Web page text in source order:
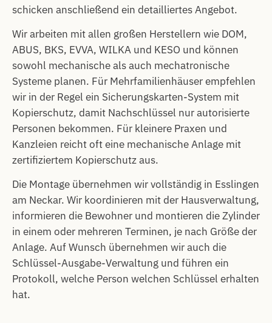
schicken anschließend ein detailliertes Angebot.
Wir arbeiten mit allen großen Herstellern wie DOM,
ABUS, BKS, EVVA, WILKA und KESO und können
sowohl mechanische als auch mechatronische
Systeme planen. Für Mehrfamilienhäuser empfehlen
wir in der Regel ein Sicherungskarten-System mit
Kopierschutz, damit Nachschlüssel nur autorisierte
Personen bekommen. Für kleinere Praxen und
Kanzleien reicht oft eine mechanische Anlage mit
zertifiziertem Kopierschutz aus.
Die Montage übernehmen wir vollständig in Esslingen
am Neckar. Wir koordinieren mit der Hausverwaltung,
informieren die Bewohner und montieren die Zylinder
in einem oder mehreren Terminen, je nach Größe der
Anlage. Auf Wunsch übernehmen wir auch die
Schlüssel-Ausgabe-Verwaltung und führen ein
Protokoll, welche Person welchen Schlüssel erhalten
hat.